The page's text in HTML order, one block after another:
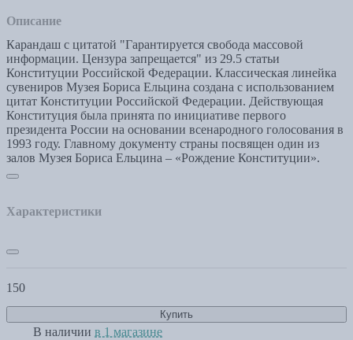
Описание
Карандаш с цитатой "Гарантируется свобода массовой
информации. Цензура запрещается" из 29.5 статьи
Конституции Российской Федерации. Классическая линейка
сувениров Музея Бориса Ельцина создана с использованием
цитат Конституции Российской Федерации. Действующая
Конституция была принята по инициативе первого
президента России на основании всенародного голосования в
1993 году. Главному документу страны посвящен один из
залов Музея Бориса Ельцина – «Рождение Конституции».
Характеристики
150
Купить
В наличии в 1 магазине